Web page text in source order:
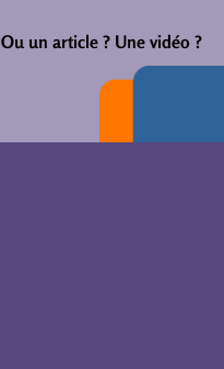
Ou un article ? Une vidéo ?